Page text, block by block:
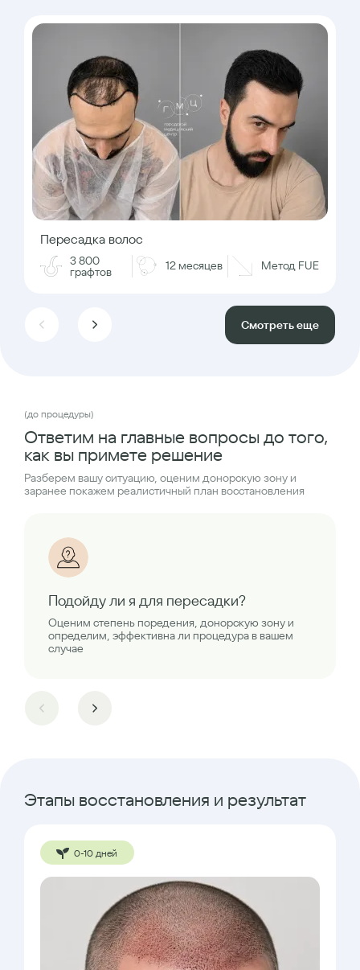
Пересадка волос
3 800
графтов 12 месяцев Метод FUE
Смотреть еще
(до процедуры)
Ответим на главные вопросы до того,
как вы примете решение
Разберем вашу ситуацию, оценим донорскую зону и
заранее покажем реалистичный план восстановления
Подойду ли я для пересадки?
Оценим степень поредения, донорскую зону и
определим, эффективна ли процедура в вашем
случае
Этапы восстановления и результат
0-10 дней